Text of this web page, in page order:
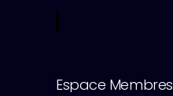
Espace Membres